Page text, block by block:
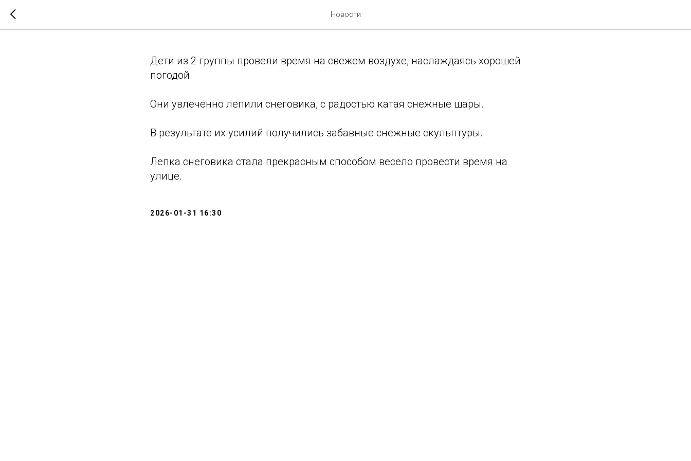
Новости
Снежные скульптуры
Дети из 2 группы провели время на свежем воздухе, наслаждаясь хорошей
погодой.
Они увлечённо лепили снеговика, с радостью катая снежные шары.
В результате их усилий получились забавные снежные скульптуры.
Лепка снеговика стала прекрасным способом весело провести время на
улице.
2026-01-31 16:30